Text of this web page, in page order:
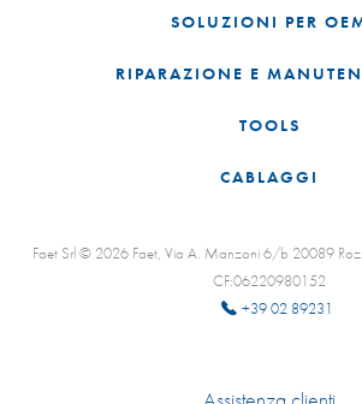
SOLUZIONI PER
RIPARAZIONE E
TOOLS
CABLAGGI
Faet Srl © 2026 Faet, Via A. Manzoni 6/b 20089
CF:06220980152
+39 02 89231